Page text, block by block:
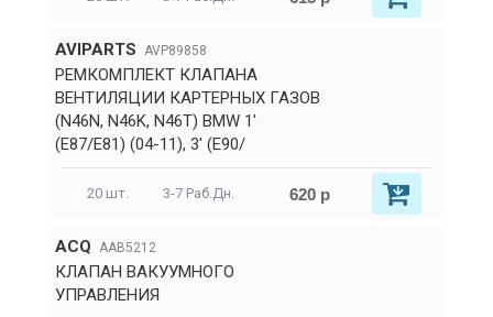
AVIPARTS AVP89858
РЕМКОМПЛЕКТ КЛАПАНА
ВЕНТИЛЯЦИИ КАРТЕРНЫХ ГАЗОВ
(N46N, N46K, N46T) BMW 1'
(E87/E81) (04-11), 3' (E90/
20 шт. 3-7 Раб.Дн. 620 р
ACQ AAB5212
КЛАПАН ВАКУУМНОГО
УПРАВЛЕНИЯ